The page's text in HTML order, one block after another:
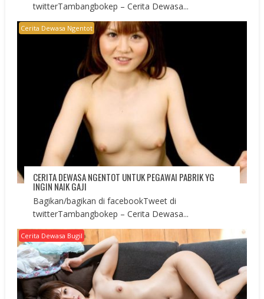
twitterTambangbokep – Cerita Dewasa...
Cerita Dewasa Ngentot
CERITA DEWASA NGENTOT UNTUK PEGAWAI PABRIK YG
INGIN NAIK GAJI
Bagikan/bagikan di facebookTweet di
twitterTambangbokep – Cerita Dewasa...
Cerita Dewasa Bugil